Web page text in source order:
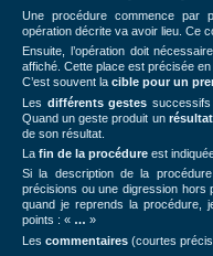
Une procédure commence par
opération décrite va avoir lieu. Ce
Ensuite, l’opération doit
affiché. Cette place est précisée
C’est souvent la cible pour un
Les différents gestes successifs
Quand un geste produit un résultat
de son résultat.
La fin de la procédure est
Si la description de la
précisions ou une digression hors
quand je reprends la procédure,
points : « … »
Les commentaires (courtes